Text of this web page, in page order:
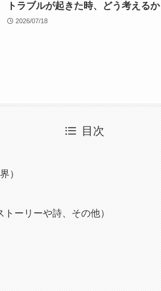
トラブルが起きた時、どう考えるか
2026/07/18
目次
）
ーリーや詩、その他）